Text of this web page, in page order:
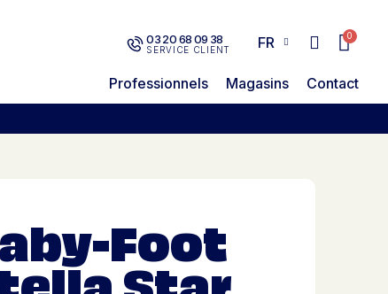
03 20 68 09 38
SERVICE CLIENT FR
Professionnels Magasins Contact
Foot